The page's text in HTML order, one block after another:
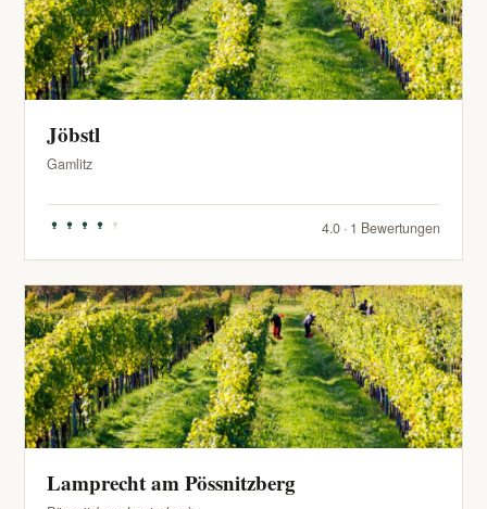
Jöbstl
Gamlitz
4.0 · 1 Bewertungen
Lamprecht am Pössnitzberg